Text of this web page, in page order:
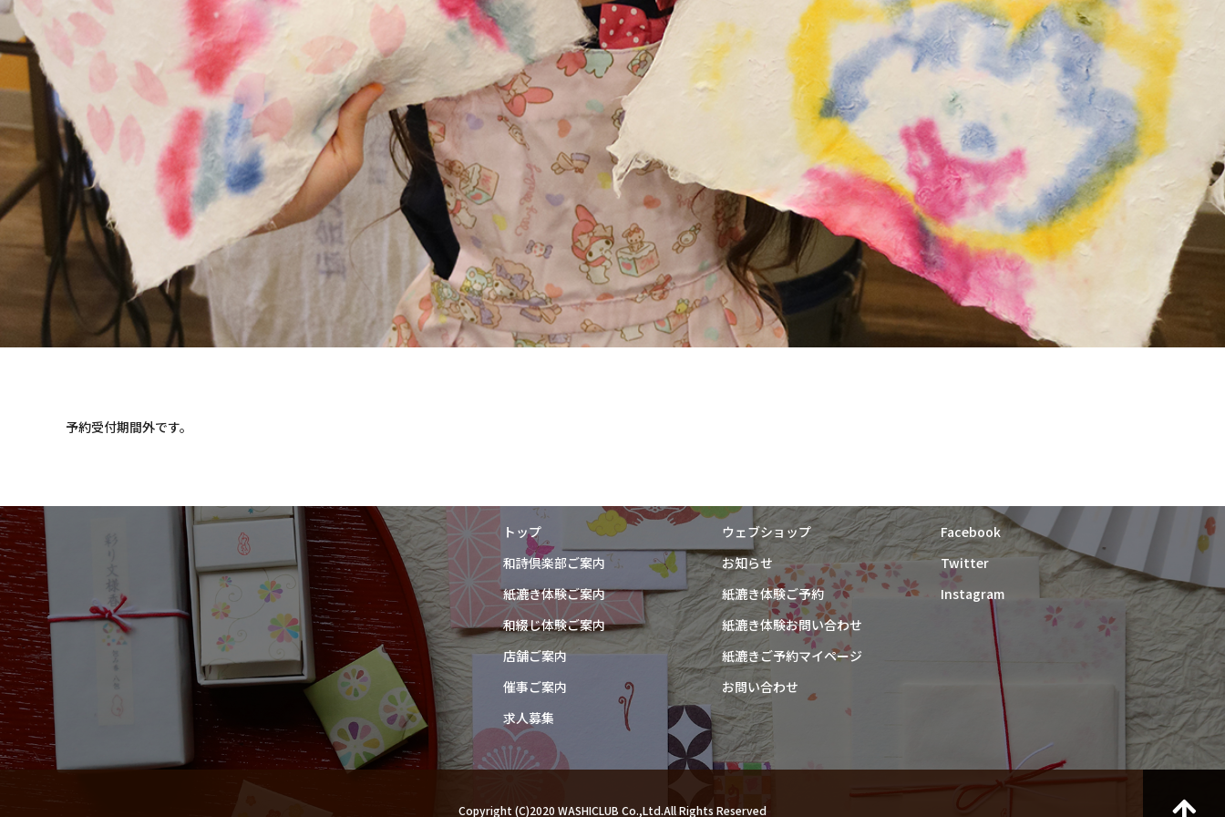
予約受付期間外です。
トップ
和詩倶楽部ご案内
紙漉き体験ご案内
和綴じ体験ご案内
店舗ご案内
催事ご案内
求人募集
ウェブショップ
お知らせ
紙漉き体験ご予約
紙漉き体験お問い合わせ
紙漉きご予約マイページ
お問い合わせ
Facebook
Twitter
Instagram
Copyright (C)2020 WASHICLUB Co.,Ltd.All Rights Reserved